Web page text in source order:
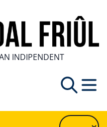
INDIPENDENT